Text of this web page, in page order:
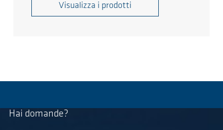
Visualizza i prodotti
Hai domande?